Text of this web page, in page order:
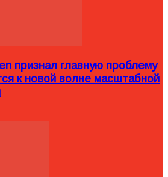
признал главную проблему
к новой волне масштабной